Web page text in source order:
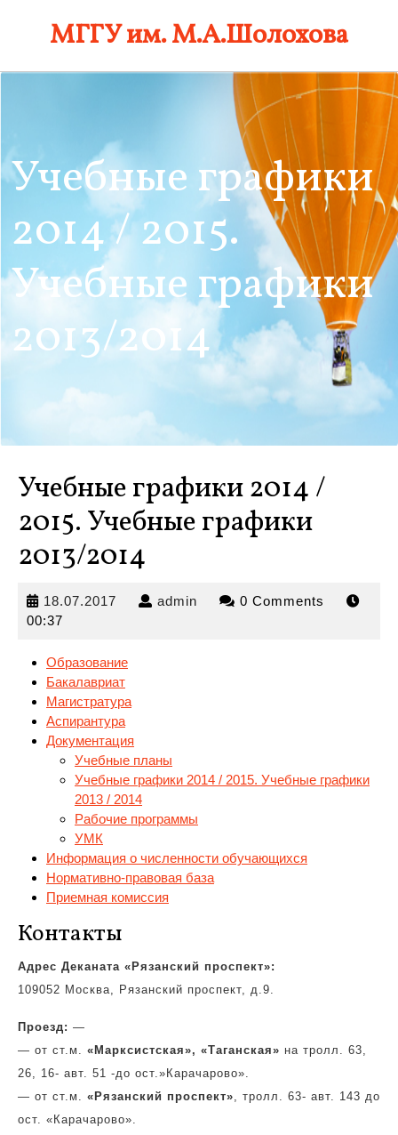
МГГУ им. М.А.Шолохова
Учебные графики
2014 / 2015.
Учебные графики
2013/2014
Учебные графики 2014 /
2015. Учебные графики
2013/2014
18.07.2017 18.07.2017
admin admin 0 Comments
00:37
Образование
Бакалавриат
Магистратура
Аспирантура
Документация
Учебные планы
Учебные графики 2014 / 2015. Учебные графики
2013 / 2014
Рабочие программы
УМК
Информация о численности обучающихся
Нормативно-правовая база
Приемная комиссия
Контакты
Адрес Деканата «Рязанский проспект»:
109052 Москва, Рязанский проспект, д.9.
Проезд: —
— от ст.м. «Марксистская», «Таганская» на тролл. 63,
26, 16- авт. 51 -до ост.»Карачарово».
— от ст.м. «Рязанский проспект», тролл. 63- авт. 143 до
ост. «Карачарово».